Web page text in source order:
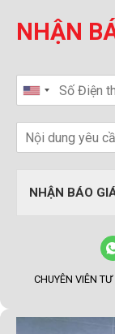
NHẬN
NHẬN BÁO
CHUYÊN VIÊN